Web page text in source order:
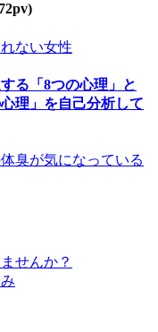
る「8つの心理」と
理」を自己分析して
せんか？